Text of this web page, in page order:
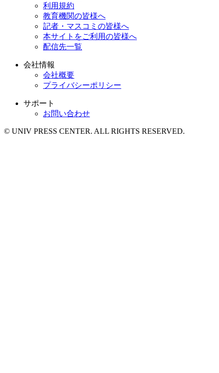
利用規約
教育機関の皆様へ
記者・マスコミの皆様へ
本サイトをご利用の皆様へ
配信先一覧
会社情報
会社概要
プライバシーポリシー
サポート
お問い合わせ
© UNIV PRESS CENTER. ALL RIGHTS RESERVED.